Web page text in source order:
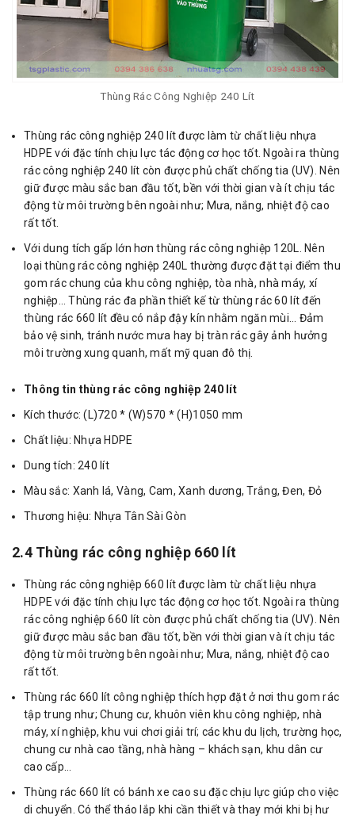
Thùng Rác Công Nghiệp 240 Lít
Thùng rác công nghiệp 240 lít được làm từ chất liệu nhựa
HDPE với đặc tính chịu lực tác động cơ học tốt. Ngoài ra thùng
rác công nghiệp 240 lít còn được phủ chất chống tia (UV). Nên
giữ được màu sắc ban đầu tốt, bền với thời gian và ít chịu tác
động từ môi trường bên ngoài như; Mưa, nắng, nhiệt độ cao
rất tốt.
Với dung tích gấp lớn hơn thùng rác công nghiệp 120L. Nên
loại thùng rác công nghiệp 240L thường được đặt tại điểm thu
gom rác chung của khu công nghiệp, tòa nhà, nhà máy, xí
nghiệp… Thùng rác đa phần thiết kế từ thùng rác 60 lít đến
thùng rác 660 lít đều có nắp đậy kín nhằm ngăn mùi… Đảm
bảo vệ sinh, tránh nước mưa hay bị tràn rác gây ảnh hưởng
môi trường xung quanh, mất mỹ quan đô thị.
Thông tin thùng rác công nghiệp 240 lít
Kích thước: (L)720 * (W)570 * (H)1050 mm
Chất liệu: Nhựa HDPE
Dung tích: 240 lít
Màu sắc: Xanh lá, Vàng, Cam, Xanh dương, Trắng, Đen, Đỏ
Thương hiệu: Nhựa Tân Sài Gòn
2.4 Thùng rác công nghiệp 660 lít
Thùng rác công nghiệp 660 lít được làm từ chất liệu nhựa
HDPE với đặc tính chịu lực tác động cơ học tốt. Ngoài ra thùng
rác công nghiệp 660 lít còn được phủ chất chống tia (UV). Nên
giữ được màu sắc ban đầu tốt, bền với thời gian và ít chịu tác
động từ môi trường bên ngoài như; Mưa, nắng, nhiệt độ cao
rất tốt.
Thùng rác 660 lít công nghiệp thích hợp đặt ở nơi thu gom rác
tập trung như; Chung cư, khuôn viên khu công nghiệp, nhà
máy, xí nghiệp, khu vui chơi giải trí; các khu du lịch, trường học,
chung cư nhà cao tầng, nhà hàng – khách sạn, khu dân cư
cao cấp…
Thùng rác 660 lít có bánh xe cao su đặc chịu lực giúp cho việc
di chuyển. Có thể tháo lắp khi cần thiết và thay mới khi bị hư